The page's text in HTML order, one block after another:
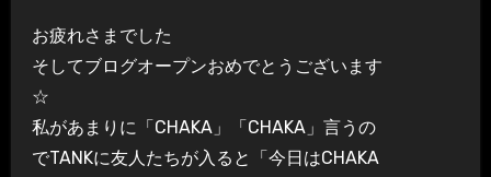
お疲れさまでした
そしてブログオープンおめでとうございます
☆
私があまりに「CHAKA」「CHAKA」言うの
でTANKに友人たちが入ると「今日はCHAKA